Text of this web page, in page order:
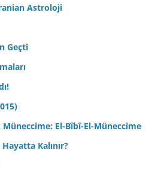
Astroloji
Geçti
El-Bîbî-El-Müneccime
Kalınır?